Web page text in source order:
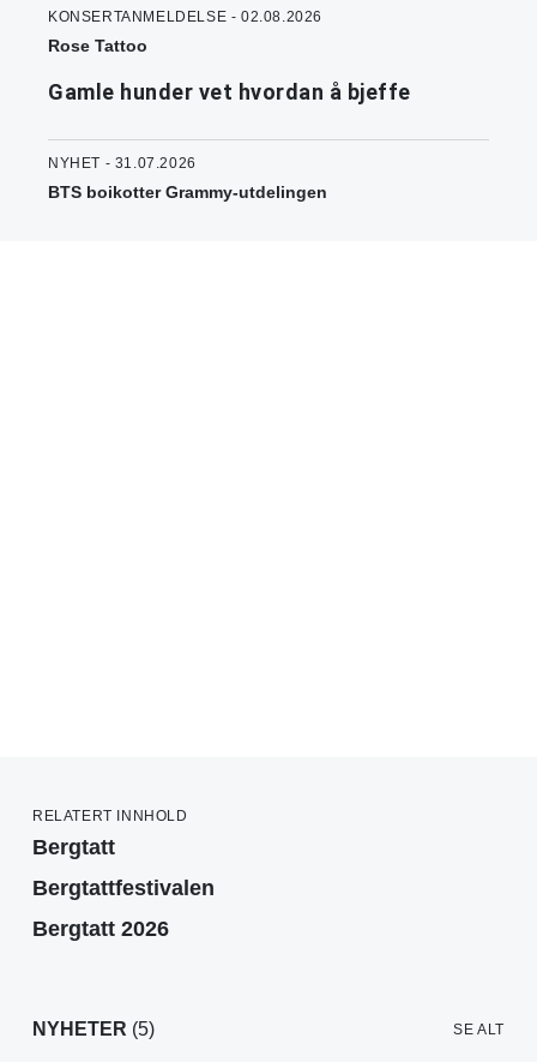
KONSERTANMELDELSE - 02.08.2026
Rose Tattoo
Gamle hunder vet hvordan å bjeffe
NYHET - 31.07.2026
BTS boikotter Grammy-utdelingen
RELATERT INNHOLD
Bergtatt
Bergtattfestivalen
Bergtatt 2026
NYHETER (5) SE ALT